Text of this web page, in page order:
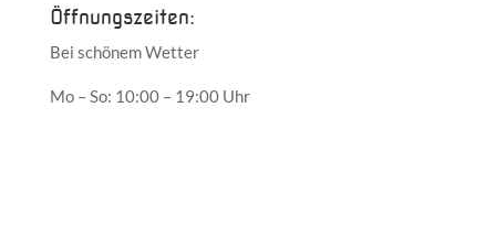
Öffnungszeiten:
Bei schönem Wetter
Mo – So: 10:00 – 19:00 Uhr